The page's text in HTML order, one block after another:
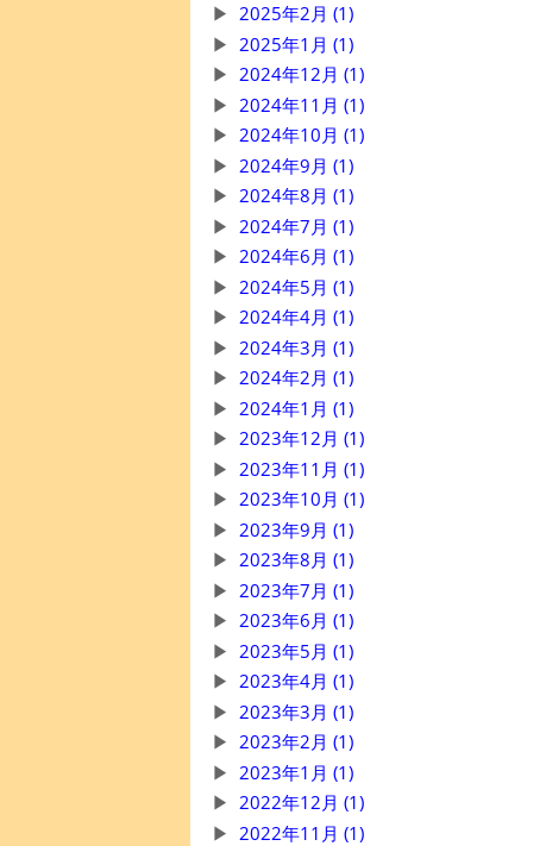
2025年2月 (1)
2025年1月 (1)
2024年12月 (1)
2024年11月 (1)
2024年10月 (1)
2024年9月 (1)
2024年8月 (1)
2024年7月 (1)
2024年6月 (1)
2024年5月 (1)
2024年4月 (1)
2024年3月 (1)
2024年2月 (1)
2024年1月 (1)
2023年12月 (1)
2023年11月 (1)
2023年10月 (1)
2023年9月 (1)
2023年8月 (1)
2023年7月 (1)
2023年6月 (1)
2023年5月 (1)
2023年4月 (1)
2023年3月 (1)
2023年2月 (1)
2023年1月 (1)
2022年12月 (1)
2022年11月 (1)